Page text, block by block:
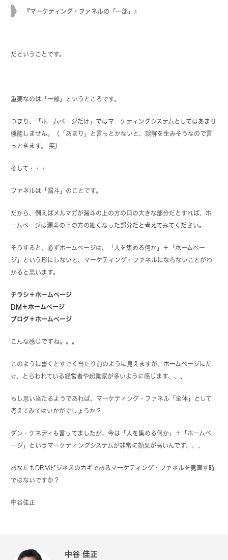
『マーケティング・ファネルの「一部」』
だということです。
重要なのは「一部」というところです。
つまり、「ホームページだけ」ではマーケティングシステムとしてはあまり
機能しません。（「あまり」と言っとかないと、誤解を生みそうなので言
っときます。 笑）
そして・・・
ファネルは「漏斗」のことです。
だから、例えばメルマガが漏斗の上の方の口の大きな部分だとすれば、ホ
ームページは漏斗の下の方の細くなった部分だと考えてみてください。
そうすると、必ずホームページは、「人を集める何か」＋「ホームペー
ジ」という形にしないと、マーケティング・ファネルにならないことがわ
かると思います。
チラシ＋ホームページ
DM＋ホームページ
ブログ＋ホームページ
こんな感じですね。。。
このように書くとすごく当たり前のように見えますが、ホームページにだ
け、とらわれている経営者や起業家が多いように感じます、、、
もし思い当たるようであれば、マーケティング・ファネル「全体」として
考えてみてはいかがでしょうか？
ダン・ケネディも言ってましたが、今は「人を集める何か」＋「ホームペ
ージ」というマーケティングシステムが非常に効果が高いんです、、、
あなたもDRMビジネスのカギであるマーケティング・ファネルを見直す時
ではないですか？
中谷佳正
中谷 佳正